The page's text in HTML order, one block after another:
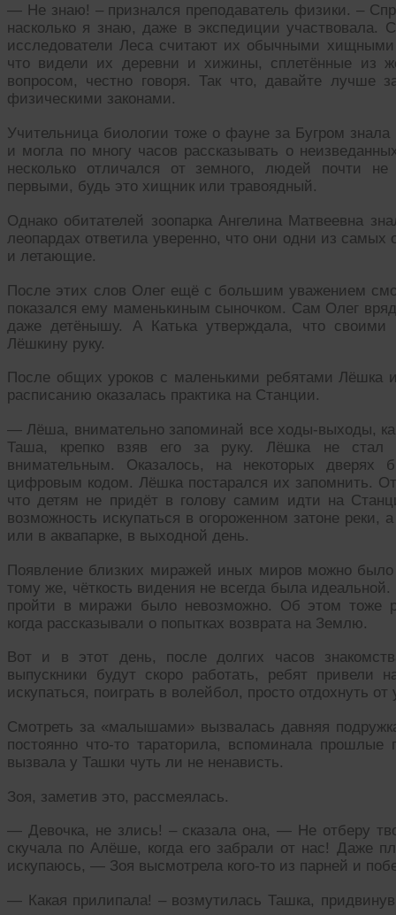
— Не знаю! – признался преподаватель физики. –
насколько я знаю, даже в экспедиции участвовала.
исследователи Леса считают их обычными
что видели их деревни и хижины, сплетённые из
вопросом, честно говоря. Так что, давайте
физическими законами.
Учительница биологии тоже о фауне за Бугром знала
и могла по многу часов рассказывать о
несколько отличался от земного, людей почти
первыми, будь это хищник или травоядный.
Однако обитателей зоопарка Ангелина Матвеевна
леопардах ответила уверенно, что они одни из
и летающие.
После этих слов Олег ещё с большим уважением
показался ему маменькиным сыночком. Сам Олег
даже детёнышу. А Катька утверждала, что своими
Лёшкину руку.
После общих уроков с маленькими ребятами
расписанию оказалась практика на Станции.
— Лёша, внимательно запоминай все ходы-выходы,
Таша, крепко взяв его за руку. Лёшка не стал
внимательным. Оказалось, на некоторых дверях
цифровым кодом. Лёшка постарался их запомнить.
что детям не придёт в голову самим идти на
возможность искупаться в огороженном затоне реки,
или в аквапарке, в выходной день.
Появление близких миражей иных миров можно было
тому же, чёткость видения не всегда была
пройти в миражи было невозможно. Об этом тоже
когда рассказывали о попытках возврата на Землю.
Вот и в этот день, после долгих часов
выпускники будут скоро работать, ребят привели
искупаться, поиграть в волейбол, просто отдохнуть от
Смотреть за «малышами» вызвалась давняя
постоянно что-то тараторила, вспоминала
вызвала у Ташки чуть ли не ненависть.
Зоя, заметив это, рассмеялась.
— Девочка, не злись! – сказала она, — Не отберу
скучала по Алёше, когда его забрали от нас! Даже
искупаюсь, — Зоя высмотрела кого-то из парней и
— Какая прилипала! – возмутилась Ташка,